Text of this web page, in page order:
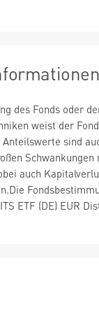
des Fonds oder
weist der
sind
Schwankungen
auch
ETF (DE) EUR